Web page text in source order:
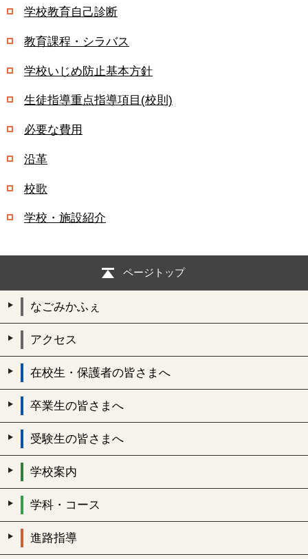
学校教育自己診断
教育課程・シラバス
学校いじめ防止基本方針
生徒指導重点指導項目(校則)
必要な費用
沿革
校歌
学校・施設紹介
ページトップ
なごみかふぇ
アクセス
在校生・保護者の皆さまへ
卒業生の皆さまへ
受験生の皆さまへ
学校案内
学科・コース
進路指導